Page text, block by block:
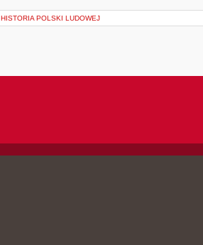
HISTORIA POLSKI LUDOWEJ